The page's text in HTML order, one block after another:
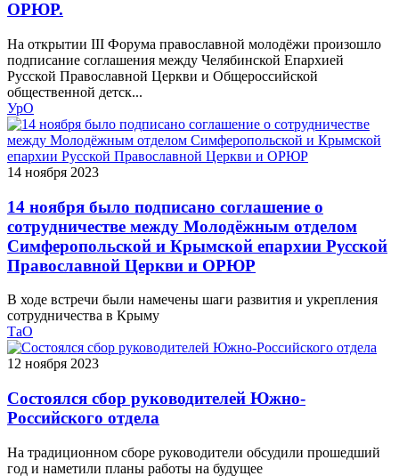
ОРЮР.
На открытии III Форума православной молодёжи произошло
подписание соглашения между Челябинской Епархией
Русской Православной Церкви и Общероссийской
общественной детск...
УрО
14 ноября 2023
14 ноября было подписано соглашение о
сотрудничестве между Молодёжным отделом
Симферопольской и Крымской епархии Русской
Православной Церкви и ОРЮР
В ходе встречи были намечены шаги развития и укрепления
сотрудничества в Крыму
ТаО
12 ноября 2023
Состоялся сбор руководителей Южно-
Российского отдела
На традиционном сборе руководители обсудили прошедший
год и наметили планы работы на будущее